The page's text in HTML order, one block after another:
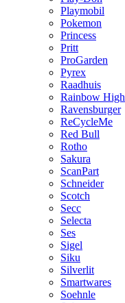
Playmobil
Pokemon
Princess
Pritt
ProGarden
Pyrex
Raadhuis
Rainbow High
Ravensburger
ReCycleMe
Red Bull
Rotho
Sakura
ScanPart
Schneider
Scotch
Secc
Selecta
Ses
Sigel
Siku
Silverlit
Smartwares
Soehnle